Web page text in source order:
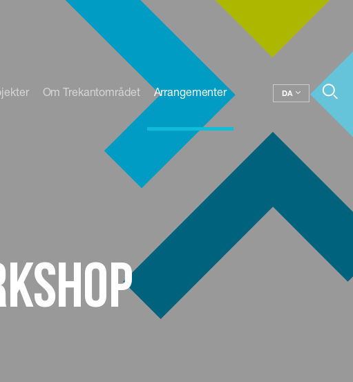
Om Trekantområdet Arrangementer DA